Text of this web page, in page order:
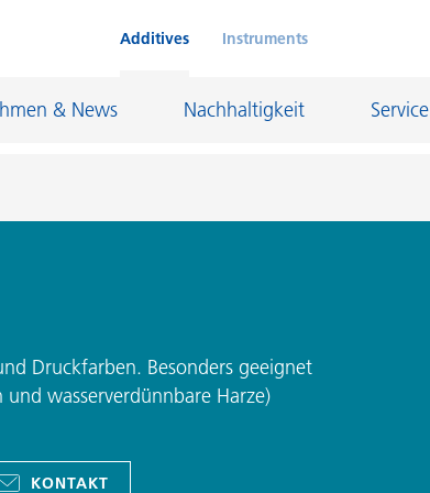
Additives Instruments
& News Nachhaltigkeit Service
Feuerfestindustrie
I&I
Maler- und Bautenlacke
Öl- und Gasindustrie
Druckfarben. Besonders geeignet
wasserverdünnbare Harze)
KONTAKT